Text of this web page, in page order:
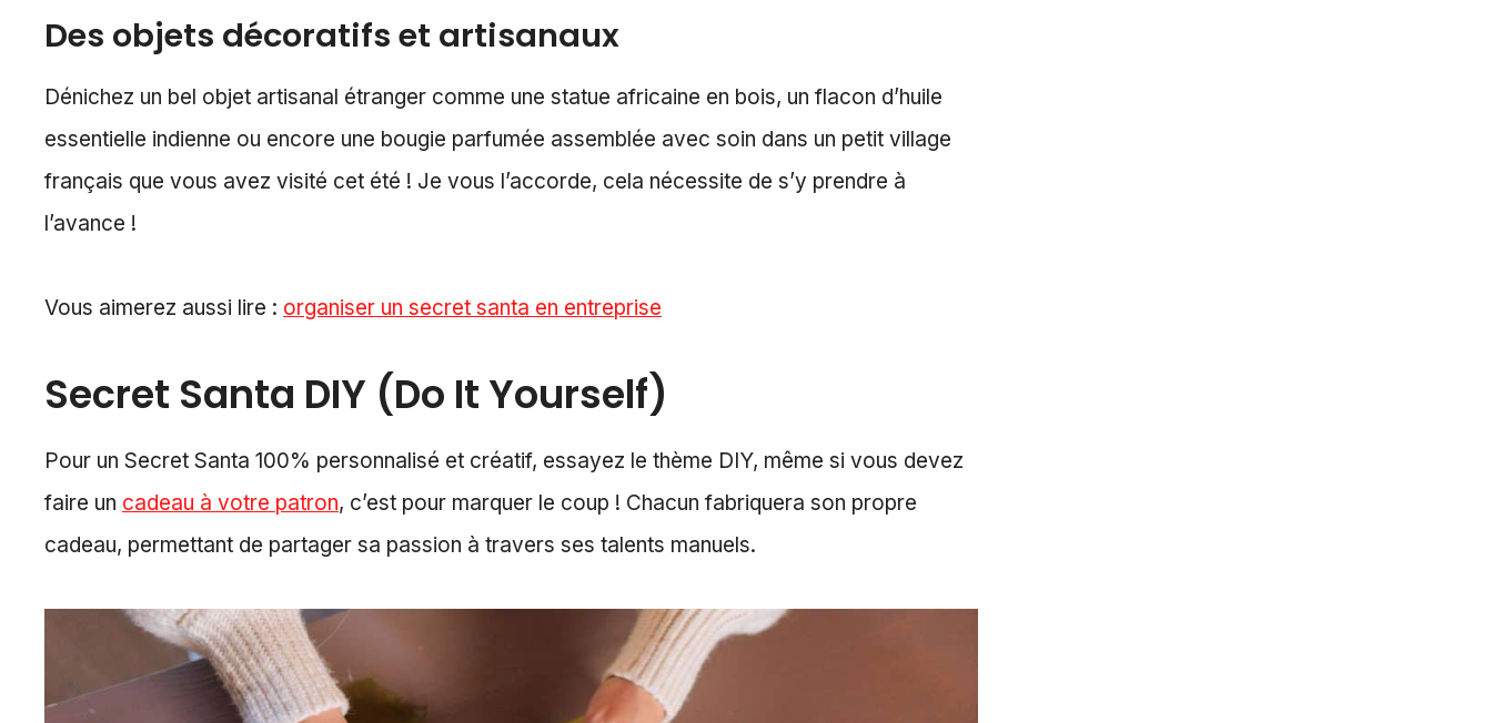
Des objets décoratifs et artisanaux
Dénichez un bel objet artisanal étranger comme une statue africaine en bois, un flacon d’huile
essentielle indienne ou encore une bougie parfumée assemblée avec soin dans un petit village
français que vous avez visité cet été ! Je vous l’accorde, cela nécessite de s’y prendre à
l’avance !
Vous aimerez aussi lire : organiser un secret santa en entreprise
Secret Santa DIY (Do It Yourself)
Pour un Secret Santa 100% personnalisé et créatif, essayez le thème DIY, même si vous devez
faire un cadeau à votre patron, c’est pour marquer le coup ! Chacun fabriquera son propre
cadeau, permettant de partager sa passion à travers ses talents manuels.